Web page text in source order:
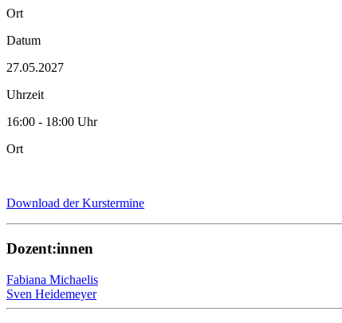
Ort
Datum
27.05.2027
Uhrzeit
16:00 - 18:00 Uhr
Ort
Download der Kurstermine
Dozent:innen
Fabiana Michaelis
Sven Heidemeyer